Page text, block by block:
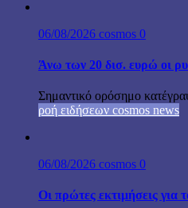
06/08/2026 cosmos 0
Άνω των 20 δισ. ευρώ οι
Σημαντικό ορόσημο
ροή ειδήσεων cosmos news
06/08/2026 cosmos 0
Οι πρώτες εκτιμήσεις για